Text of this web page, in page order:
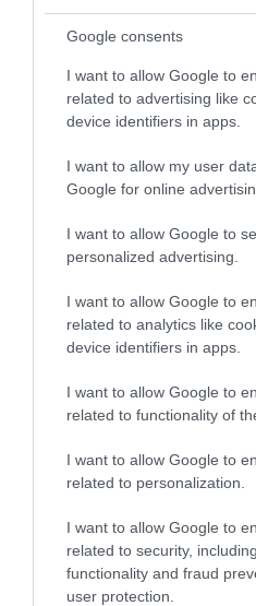
Google consents
I want to allow Google to
related to advertising like
device identifiers in apps.
I want to allow my user
Google for online
I want to allow Google to
personalized advertising.
I want to allow Google to
related to analytics like
device identifiers in apps.
I want to allow Google to
related to functionality of
I want to allow Google to
related to personalization.
I want to allow Google to
related to security,
functionality and fraud
user protection.
Παλαιό Φάληρο:
ως μέλος της
οργάνωσης του
Κατηγορείται για
ξυλοδαρμούς
Ο άνδρας είχε διαφύγει στο
Ελλάδα